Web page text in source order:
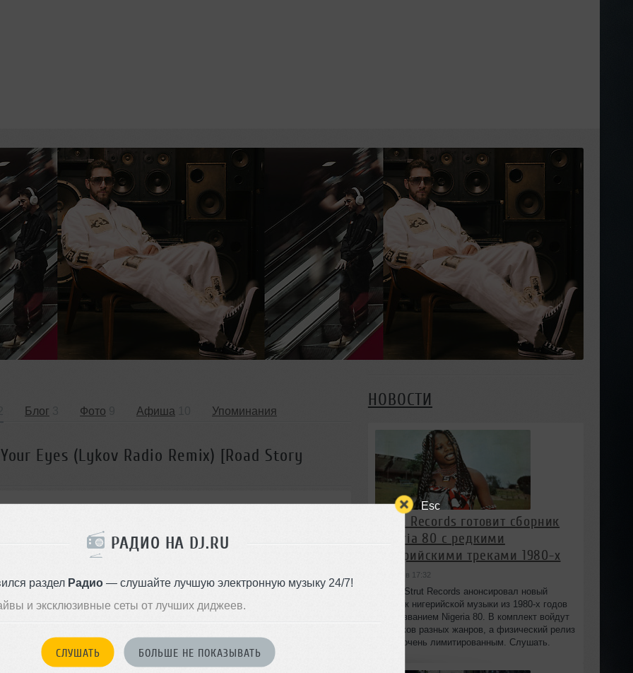
Esc
РАДИО НА DJ.RU
раздел Радио— слушайте лучшую электронную музыку 24/7!
и эксклюзивные сеты от лучших диджеев.
СЛУШАТЬ БОЛЬШЕ НЕ ПОКАЗЫВАТЬ
Блог Фото Афиша Упоминания
Eyes (Lykov Radio Remix) [Road Story
-4:00
очередь Комментировать 04:00 553 Скачать
АРТИСТА
НОВОСТИ
Strut Records готовит сборник
Nigeria 80 с редкими
нигерийскими треками 1980-х
сегодня в 17:32
Лейбл Strut Records анонсировал новый
сборник нигерийской музыки из 1980-х годов
под названием Nigeria 80. В комплект войдут
13 треков разных жанров, а физический релиз
будет очень лимитированным. Слушать.